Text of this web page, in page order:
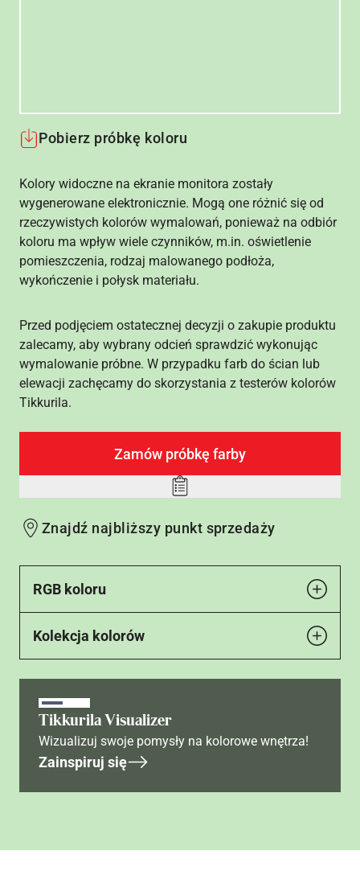
Pobierz próbkę koloru
Kolory widoczne na ekranie monitora zostały
wygenerowane elektronicznie. Mogą one różnić się od
rzeczywistych kolorów wymalowań, ponieważ na odbiór
koloru ma wpływ wiele czynników, m.in. oświetlenie
pomieszczenia, rodzaj malowanego podłoża,
wykończenie i połysk materiału.
Przed podjęciem ostatecznej decyzji o zakupie produktu
zalecamy, aby wybrany odcień sprawdzić wykonując
wymalowanie próbne. W przypadku farb do ścian lub
elewacji zachęcamy do skorzystania z testerów kolorów
Tikkurila.
Zamów próbkę farby
Add
wishlist
Znajdź najbliższy punkt sprzedaży
RGB koloru
Kolekcja kolorów
Tikkurila Visualizer
Wizualizuj swoje pomysły na kolorowe wnętrza!
Zainspiruj się